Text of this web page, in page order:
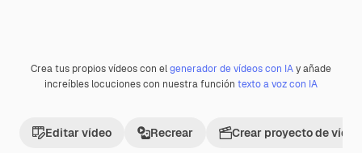
Premium
Crea tus propios vídeos con elgenerador de vídeos con IAy añade
increíbles locuciones con nuestra función texto a voz con IA
Editar vídeo Recrear Crear proyecto de vídeo